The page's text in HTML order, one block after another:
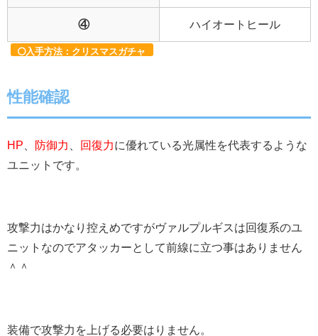
④ ハイオートヒール
入手方法：クリスマスガチャ
性能確認
HP 防御力 回復力に優れている光属性を代表するような
ユニットです。
攻撃力はかなり控えめですがヴァルプルギスは回復系のユ
ニットなのでアタッカーとして前線に立つ事はありません
＾＾
装備で攻撃力を上げる必要はりません。